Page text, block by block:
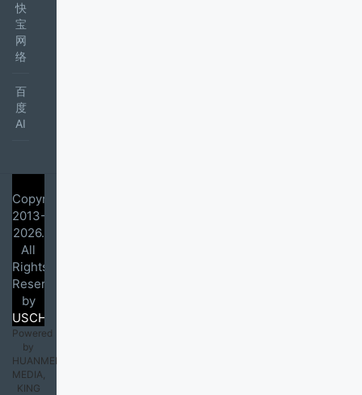
快
宝
网
络
百
度
AI
Copyright
2013-
2026.
All
Rights
Reserved
by
USCHEN.COM
Powered
by
HUANMEI
MEDIA,
KING